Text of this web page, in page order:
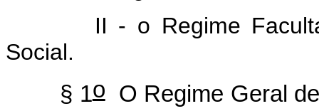
II - o Regime
Social.
§ 1oO Regime Geral